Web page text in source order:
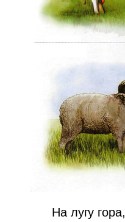
На лугу гора,